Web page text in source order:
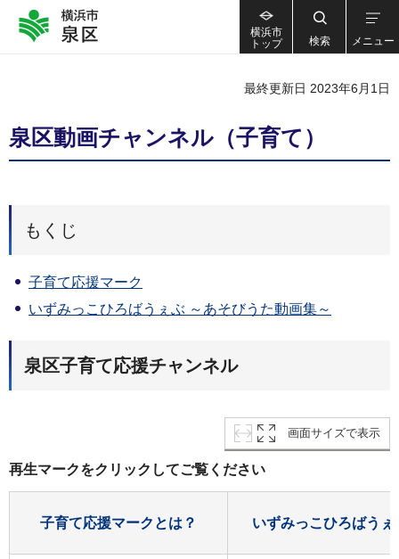
横浜市
トップ
検索 メニュー
最終更新日 2023年6月1日
泉区動画チャンネル（子育て）
もくじ
子育て応援マーク
いずみっこひろばうぇぶ ～あそびうた動画集～
泉区子育て応援チャンネル
画面サイズで表示
再生マークをクリックしてご覧ください
子育て応援マークとは？ いずみっこひろばう